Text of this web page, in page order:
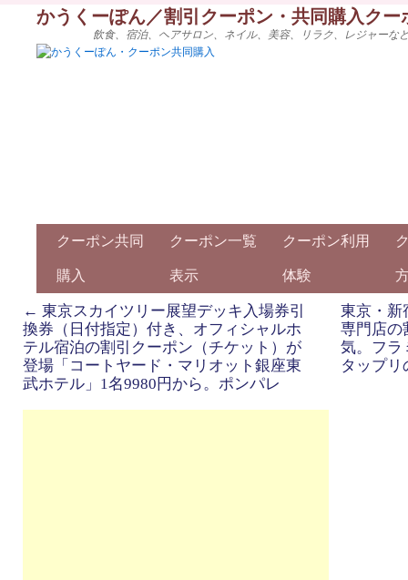
かうくーぽん／割引クーポン・共同購入ク
飲食、宿泊、ヘアサロン、ネイル、美容、リラク、レジャー
クーポン共同
購入
クーポン一覧
表示
クーポン利用
体験
← 東京スカイツリー展望デッキ入場券引
換券（日付指定）付き、オフィシャルホ
テル宿泊の割引クーポン（チケット）が
登場「コートヤード・マリオット銀座東
武ホテル」1名9980円から。ポンパレ
東京・新
専門店の
気。フラ
タップ